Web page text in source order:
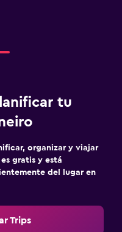
tu
organizar y viajar
gratis y está
del lugar en
Trips